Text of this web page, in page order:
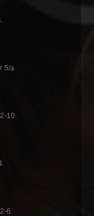
5/a
10.
6.